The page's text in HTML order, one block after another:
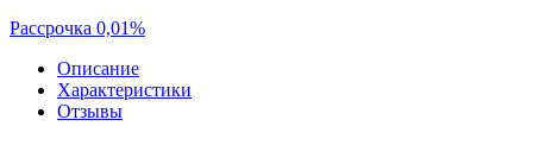
Рассрочка 0,01%
Описание
Характеристики
Отзывы